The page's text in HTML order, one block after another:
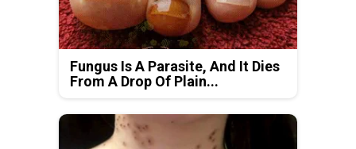
Fungus Is A Parasite, And It Dies
From A Drop Of Plain...